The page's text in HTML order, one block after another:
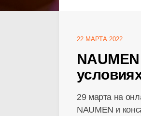
22 МАРТА 2022
29 марта на
NAUMEN и